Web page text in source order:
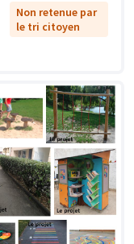
Non retenue par
le tri citoyen